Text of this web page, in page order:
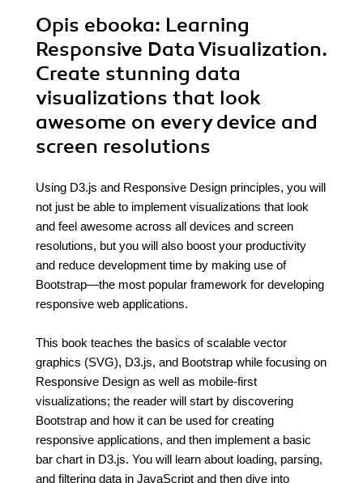
Opis ebooka: Learning
Responsive Data Visualization.
Create stunning data
visualizations that look
awesome on every device and
screen resolutions
Using D3.js and Responsive Design principles, you will
not just be able to implement visualizations that look
and feel awesome across all devices and screen
resolutions, but you will also boost your productivity
and reduce development time by making use of
Bootstrap—the most popular framework for developing
responsive web applications.
This book teaches the basics of scalable vector
graphics (SVG), D3.js, and Bootstrap while focusing on
Responsive Design as well as mobile-first
visualizations; the reader will start by discovering
Bootstrap and how it can be used for creating
responsive applications, and then implement a basic
bar chart in D3.js. You will learn about loading, parsing,
and filtering data in JavaScript and then dive into